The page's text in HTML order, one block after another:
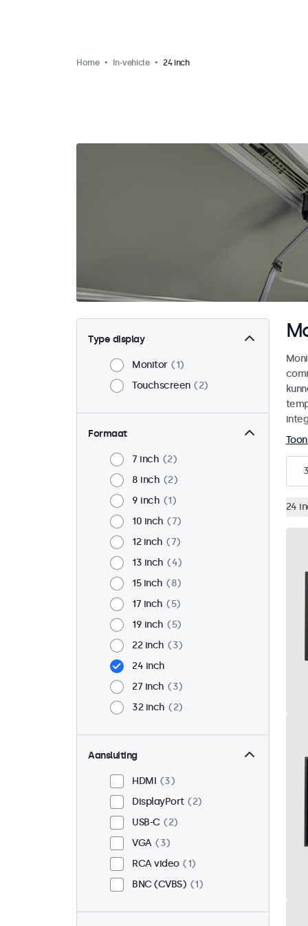
Home In-vehicle 24 inch
Type display
Monitor
1
Touchscreen
2
Formaat
7 inch
2
8 inch
2
9 inch
1
10 inch
7
12 inch
7
13 inch
4
15 inch
8
17 inch
5
19 inch
5
22 inch
3
24 inch
27 inch
3
32 inch
2
Aansluiting
HDMI
3
DisplayPort
2
USB-C
2
VGA
3
RCA video
1
BNC (CVBS)
1
3
24